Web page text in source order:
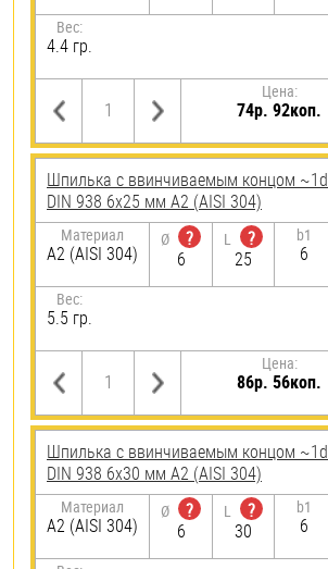
Вес:
4.4 гр.
Цена:
74р. 92коп.
Шпилька c ввинчиваемым концом ~1d
DIN 938 6х25 мм А2 (AISI 304)
Материал
А2 (AISI 304)
Ø
?
6
L
?
25
b1
6
Вес:
5.5 гр.
Цена:
86р. 56коп.
Шпилька c ввинчиваемым концом ~1d
DIN 938 6х30 мм А2 (AISI 304)
Материал
А2 (AISI 304)
Ø
?
6
L
?
30
b1
6